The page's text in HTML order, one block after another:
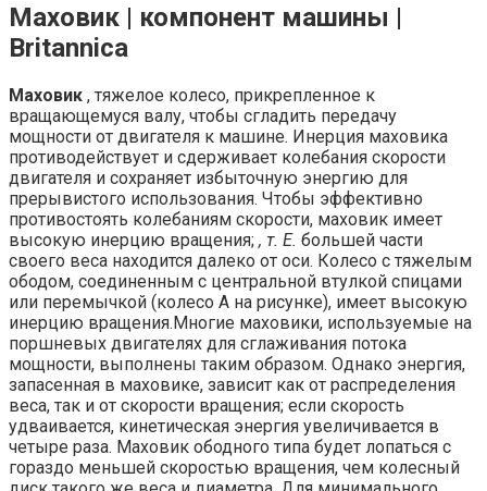
Маховик | компонент машины |
Britannica
Маховик , тяжелое колесо, прикрепленное к
вращающемуся валу, чтобы сгладить передачу
мощности от двигателя к машине. Инерция маховика
противодействует и сдерживает колебания скорости
двигателя и сохраняет избыточную энергию для
прерывистого использования. Чтобы эффективно
противостоять колебаниям скорости, маховик имеет
высокую инерцию вращения; , т. Е. большей части
своего веса находится далеко от оси. Колесо с тяжелым
ободом, соединенным с центральной втулкой спицами
или перемычкой (колесо А на рисунке), имеет высокую
инерцию вращения.Многие маховики, используемые на
поршневых двигателях для сглаживания потока
мощности, выполнены таким образом. Однако энергия,
запасенная в маховике, зависит как от распределения
веса, так и от скорости вращения; если скорость
удваивается, кинетическая энергия увеличивается в
четыре раза. Маховик ободного типа будет лопаться с
гораздо меньшей скоростью вращения, чем колесный